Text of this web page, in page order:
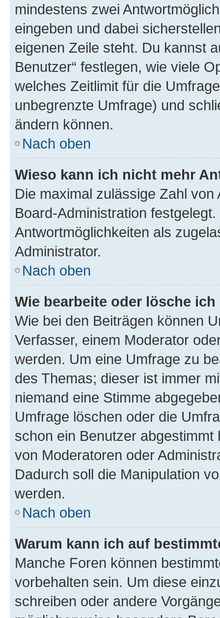
mindestens zwei
eingeben und dabei
eigenen Zeile steht. Du kannst
Benutzer“ festlegen, wie viele
welches Zeitlimit für die
unbegrenzte Umfrage) und
ändern können.
Nach oben
Wieso kann ich nicht mehr
Die maximal zulässige Zahl
Board-Administration
Antwortmöglichkeiten als
Administrator.
Nach oben
Wie bearbeite oder lösche
Wie bei den Beiträgen können
Verfasser, einem Moderator
werden. Um eine Umfrage zu
des Themas; dieser ist immer
niemand eine Stimme
Umfrage löschen oder die
schon ein Benutzer
von Moderatoren oder
Dadurch soll die Manipulation
werden.
Nach oben
Warum kann ich auf
Manche Foren können
vorbehalten sein. Um diese
schreiben oder andere